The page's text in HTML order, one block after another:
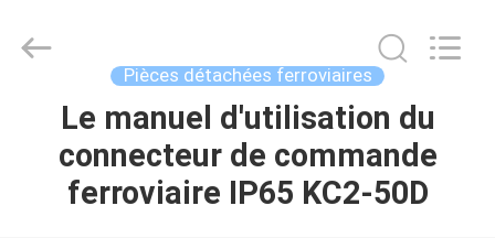
MAISON
PRODUITS
Pièces détachées ferroviaires
Le manuel d'utilisation du
connecteur de commande
ferroviaire IP65 KC2-50D